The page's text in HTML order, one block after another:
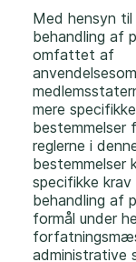
Med hensyn
behandling af
omfattet af
mere specifikke
bestemmelser
reglerne i
specifikke
behandling af
formål under
administrative